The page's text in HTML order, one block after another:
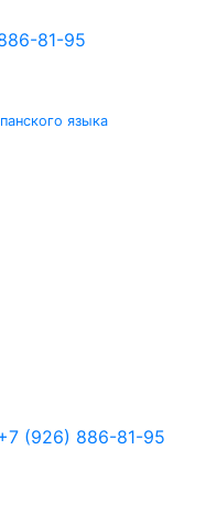
81-95
языка
(926) 886-81-95